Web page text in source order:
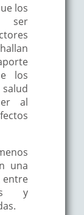
los
ser
los
al
una
entre
y